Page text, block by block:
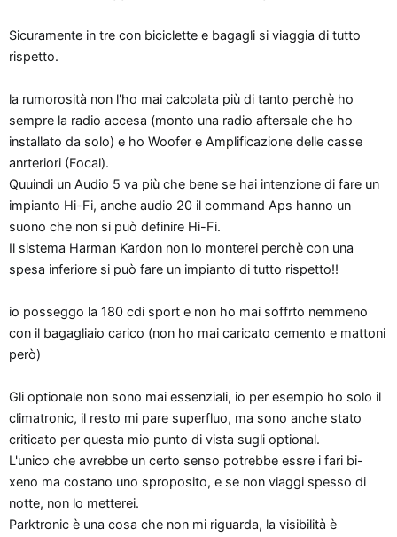
Sicuramente in tre con biciclette e bagagli si viaggia di tutto
rispetto.
la rumorosità non l'ho mai calcolata più di tanto perchè ho
sempre la radio accesa (monto una radio aftersale che ho
installato da solo) e ho Woofer e Amplificazione delle casse
anrteriori (Focal).
Quuindi un Audio 5 va più che bene se hai intenzione di fare un
impianto Hi-Fi, anche audio 20 il command Aps hanno un
suono che non si può definire Hi-Fi.
Il sistema Harman Kardon non lo monterei perchè con una
spesa inferiore si può fare un impianto di tutto rispetto!!
io posseggo la 180 cdi sport e non ho mai soffrto nemmeno
con il bagagliaio carico (non ho mai caricato cemento e mattoni
però)
Gli optionale non sono mai essenziali, io per esempio ho solo il
climatronic, il resto mi pare superfluo, ma sono anche stato
criticato per questa mio punto di vista sugli optional.
L'unico che avrebbe un certo senso potrebbe essre i fari bi-
xeno ma costano uno sproposito, e se non viaggi spesso di
notte, non lo metterei.
Parktronic è una cosa che non mi riguarda, la visibilità è